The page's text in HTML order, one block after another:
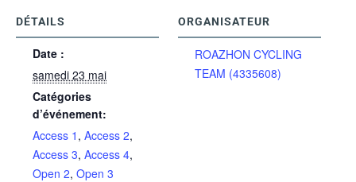
DÉTAILS
Date :
samedi 23 mai
Catégories
d’événement:
Access 1 , Access 2,
Access 3, Access 4,
Open 2, Open 3
ORGANISATEUR
ROAZHON CYCLING
TEAM (4335608)